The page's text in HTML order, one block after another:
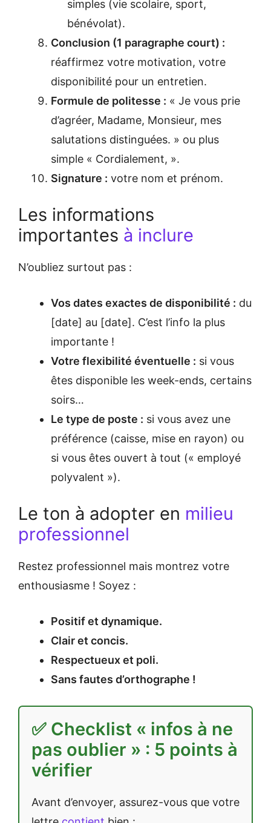
simples (vie scolaire, sport,
bénévolat).
Conclusion (1 paragraphe court) :
réaffirmez votre motivation, votre
disponibilité pour un entretien.
Formule de politesse : « Je vous prie
d’agréer, Madame, Monsieur, mes
salutations distinguées. » ou plus
simple « Cordialement, ».
Signature : votre nom et prénom.
Les informations
importantes à inclure
N’oubliez surtout pas :
Vos dates exactes de disponibilité : du
[date] au [date]. C’est l’info la plus
importante !
Votre flexibilité éventuelle : si vous
êtes disponible les week-ends, certains
soirs…
Le type de poste : si vous avez une
préférence (caisse, mise en rayon) ou
si vous êtes ouvert à tout (« employé
polyvalent »).
Le ton à adopter en milieu
professionnel
Restez professionnel mais montrez votre
enthousiasme ! Soyez :
Positif et dynamique.
Clair et concis.
Respectueux et poli.
Sans fautes d’orthographe !
✅ Checklist « infos à ne
pas oublier » : 5 points à
vérifier
Avant d’envoyer, assurez-vous que votre